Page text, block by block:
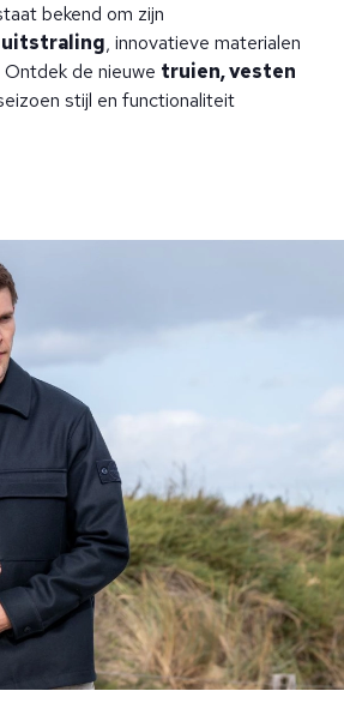
bekend om zijn
uitstraling, innovatieve materialen
Ontdek de nieuwe truien, vesten
stijl en functionaliteit